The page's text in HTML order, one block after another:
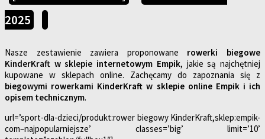
2025
Nasze zestawienie zawiera proponowane rowerki biegowe
KinderKraft w sklepie internetowym Empik, jakie są najchętniej
kupowane w sklepach online. Zachęcamy do zapoznania się z
biegowymi rowerkami KinderKraft w sklepie online Empik i ich
opisem technicznym.
url=’sport-dla-dzieci/produkt:rower biegowy KinderKraft,sklep:empik-
com–najpopularniejsze’ classes=’big’ limit=’10’